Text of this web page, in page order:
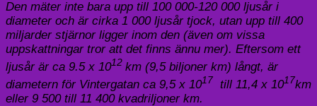
Den mäter inte bara upp till 100 000-120 000 ljusår i
diameter och är cirka 1 000 ljusår tjock, utan upp till 400
miljarder stjärnor ligger inom den (även om vissa
uppskattningar tror att det finns ännu mer). Eftersom ett
ljusår är ca 9.5 x 1012 km (9,5 biljoner km) långt, är
diametern för Vintergatan ca 9,5 x 1017 till 11,4 x 1017km
eller 9 500 till 11 400 kvadriljoner km.